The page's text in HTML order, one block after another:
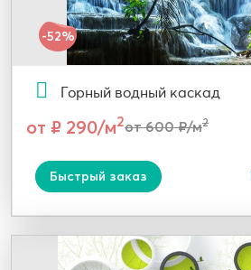
-52%
Горный водный каскад
от ₽ 290/м2от 600 ₽/м2
Быстрый заказ